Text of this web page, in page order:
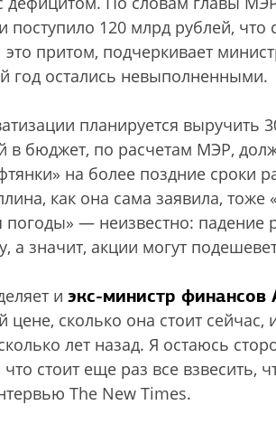
поступило 120 млрд рублей, что
это притом, подчеркивает
год остались невыполненными.
планируется выручить
бюджет, по расчетам МЭР,
на более поздние сроки
как она сама заявила,
погоды» — неизвестно: падение
а значит, акции могут
и экс-министр финансов
цене, сколько она стоит сейчас,
лет назад. Я остаюсь
стоит еще раз все взвесить,
The New Times.